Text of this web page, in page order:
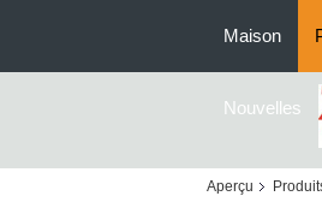
Maison
Nouvelles
Aperçu